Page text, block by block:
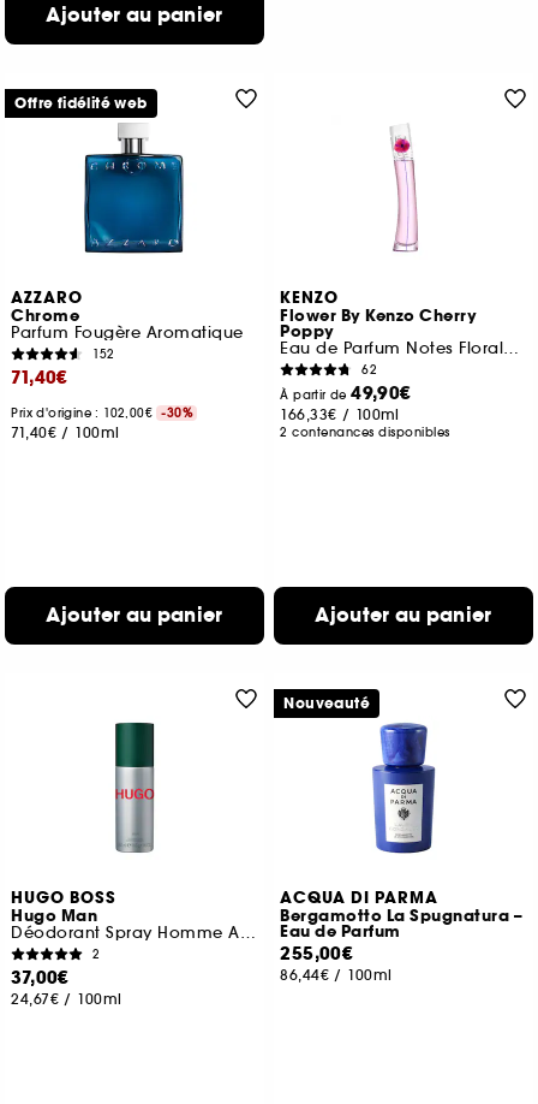
Ajouter au panier
AZZARO
Chrome
Parfum Fougère Aromatique
152
71,40€
Prix d'origine : 102,00€ -30%
71,40€ / 100ml
Ajouter au panier
Offre fidélité web
KENZO
Flower By Kenzo Cherry
Poppy
Eau de Parfum Notes Florales Fruitées
62
À partir de49,90€
166,33€ / 100ml
2 contenances disponibles
Ajouter au panier
HUGO BOSS
Hugo Man
Déodorant Spray Homme Acidulé et Herbacé
2
37,00€
24,67€ / 100ml
ACQUA DI PARMA
Bergamotto La Spugnatura –
Eau de Parfum
255,00€
86,44€ / 100ml
Nouveauté